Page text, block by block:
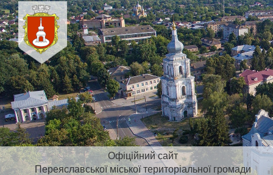
Офіційний сайт
Переяславської міської територіальної громади